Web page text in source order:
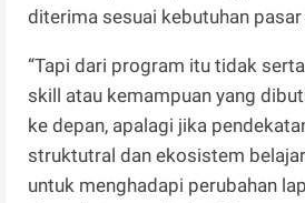
diterima sesuai kebutuhan pasar
“Tapi dari program itu tidak
skill atau kemampuan yang
ke depan, apalagi jika
struktutral dan ekosistem
untuk menghadapi perubahan